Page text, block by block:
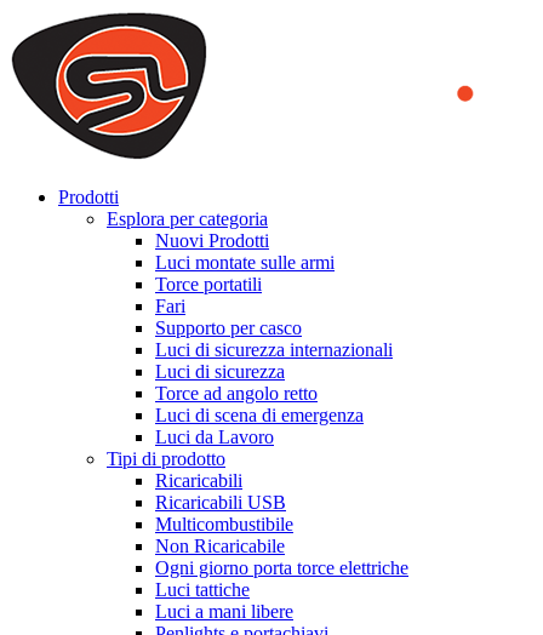
We use cookies to ensure that we provide you the best experience
on our website. By continuing to browse this website, you accept
that cookies are used to help us analyze how the website is used and
to offer you a better experience. To learn more or to find out how
you can disable cookies, you can access our
Prodotti
Esplora per categoria
Nuovi Prodotti
Luci montate sulle armi
Torce portatili
Fari
Supporto per casco
Luci di sicurezza internazionali
Luci di sicurezza
Torce ad angolo retto
Luci di scena di emergenza
Luci da Lavoro
Tipi di prodotto
Ricaricabili
Ricaricabili USB
Multicombustibile
Non Ricaricabile
Ogni giorno porta torce elettriche
Luci tattiche
Luci a mani libere